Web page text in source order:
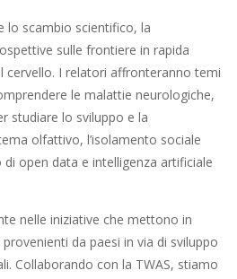
lo scambio scientifico, la
sulle frontiere in rapida
cervello. I relatori affronteranno temi
le malattie neurologiche,
studiare lo sviluppo e la
olfattivo, l’isolamento sociale
di open data e intelligenza artificiale
nelle iniziative che mettono in
da paesi in via di sviluppo
Collaborando con la TWAS, stiamo